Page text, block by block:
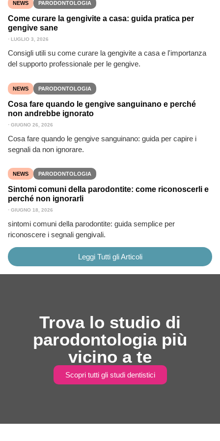
NEWS PARODONTOLOGIA
Come curare la gengivite a casa: guida pratica per
gengive sane
⋅ LUGLIO 3, 2026
Consigli utili su come curare la gengivite a casa e l'importanza
del supporto professionale per le gengive.
NEWS PARODONTOLOGIA
Cosa fare quando le gengive sanguinano e perché
non andrebbe ignorato
⋅ GIUGNO 26, 2026
Cosa fare quando le gengive sanguinano: guida per capire i
segnali da non ignorare.
NEWS PARODONTOLOGIA
Sintomi comuni della parodontite: come riconoscerli e
perché non ignorarli
⋅ GIUGNO 18, 2026
sintomi comuni della parodontite: guida semplice per
riconoscere i segnali gengivali.
Leggi Tutti gli Articoli
Trova lo studio di
parodontologia più
vicino a te
Scopri tutti gli studi dentistici